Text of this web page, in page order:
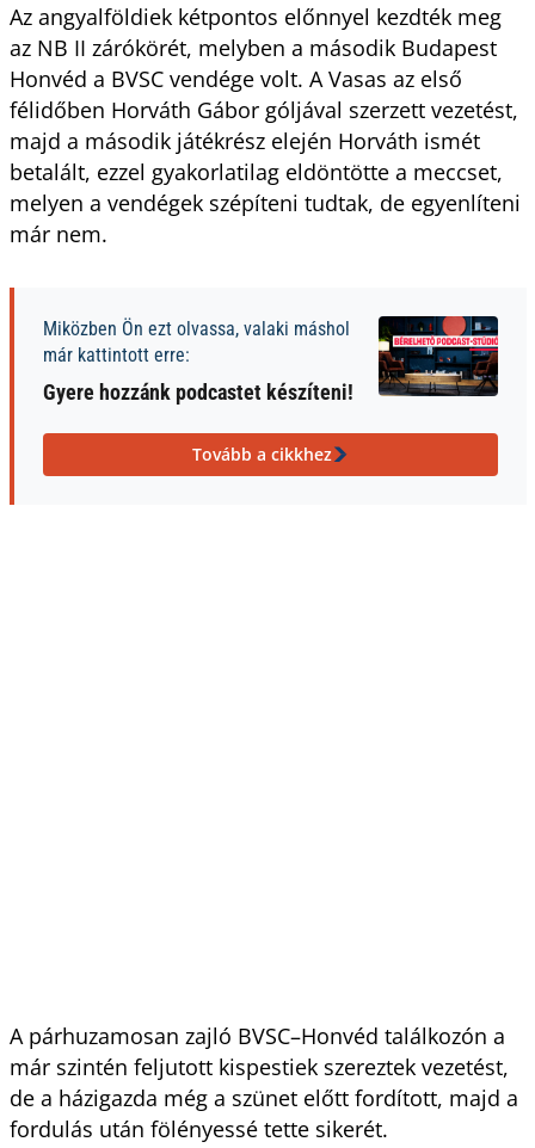
Az angyalföldiek kétpontos előnnyel kezdték meg
az NB II zárókörét, melyben a második Budapest
Honvéd a BVSC vendége volt. A Vasas az első
félidőben Horváth Gábor góljával szerzett vezetést,
majd a második játékrész elején Horváth ismét
betalált, ezzel gyakorlatilag eldöntötte a meccset,
melyen a vendégek szépíteni tudtak, de egyenlíteni
már nem.
Miközben Ön ezt olvassa, valaki máshol
már kattintott erre:
Gyere hozzánk podcastet készíteni!
Tovább a cikkhez
A párhuzamosan zajló BVSC–Honvéd találkozón a
már szintén feljutott kispestiek szereztek vezetést,
de a házigazda még a szünet előtt fordított, majd a
fordulás után fölényessé tette sikerét.